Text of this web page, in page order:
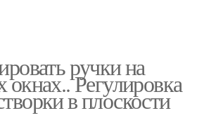
ручки на
окнах.. Регулировка
в плоскости